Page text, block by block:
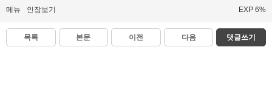
메뉴 인장보기 EXP 6%
목록 본문 이전 다음 댓글쓰기